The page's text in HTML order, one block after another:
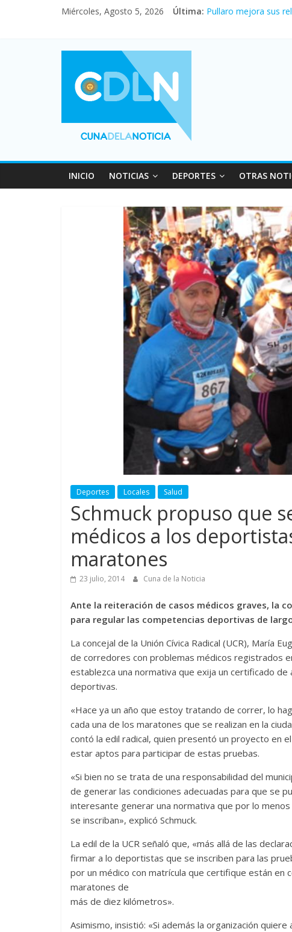
Miércoles, Agosto 5, 2026 Última: Pullaro mejora sus
Fuerte caída de la
INICIO NOTICIAS DEPORTES OTRAS
Deportes Locales Salud
Schmuck propuso que
médicos a los
maratones
23 julio, 2014 Cuna de la Noticia
Ante la reiteración de casos médicos graves, la
para regular las competencias deportivas de
La concejal de la Unión Cívica Radical (UCR), María
de corredores con problemas médicos registrados
establezca una normativa que exija un certificado
deportivas.
«Hace ya un año que estoy tratando de correr, lo
cada una de los maratones que se realizan en la
contó la edil radical, quien presentó un proyecto en
estar aptos para participar de estas pruebas.
«Si bien no se trata de una responsabilidad del
de generar las condiciones adecuadas para que se
interesante generar una normativa que por lo
se inscriban», explicó Schmuck.
La edil de la UCR señaló que, «más allá de las
firmar a lo deportistas que se inscriben para las
por un médico con matrícula que certifique están
maratones de
más de diez kilómetros».
Asimismo, insistió: «Si además la organización